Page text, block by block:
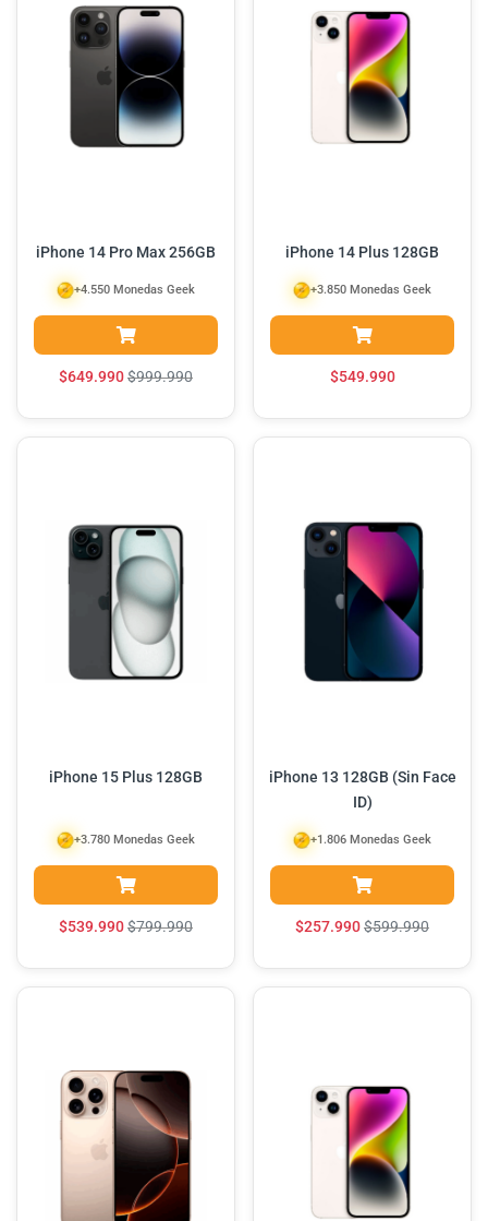
iPhone 14 Pro Max 256GB
$649.990$999.990
+4.550 Monedas Geek
iPhone 14 Plus 128GB
$549.990
+3.850 Monedas Geek
iPhone 15 Plus 128GB
$539.990$799.990
+3.780 Monedas Geek
iPhone 13 128GB (Sin Face
ID)
$257.990$599.990
+1.806 Monedas Geek